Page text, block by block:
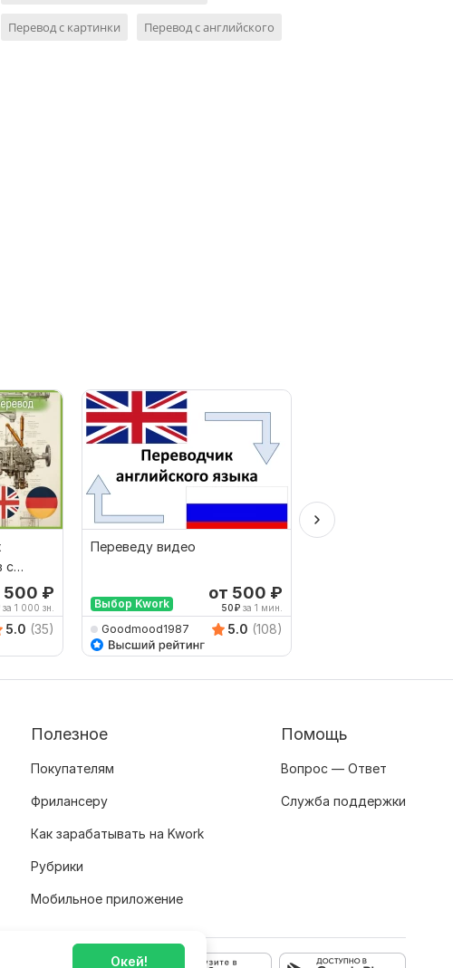
Перевод с картинки Перевод с английского
с
500 ₽
за 1 000 зн.
5.0 (35)
Переведу видео
Выбор Kwork
от 500 ₽
50₽ за 1 мин.
Goodmood1987 5.0 (108)
Окей!
Полезное
Покупателям
Фрилансеру
Как зарабатывать на Kwork
Рубрики
Мобильное приложение
Помощь
Вопрос — Ответ
Служба поддержки